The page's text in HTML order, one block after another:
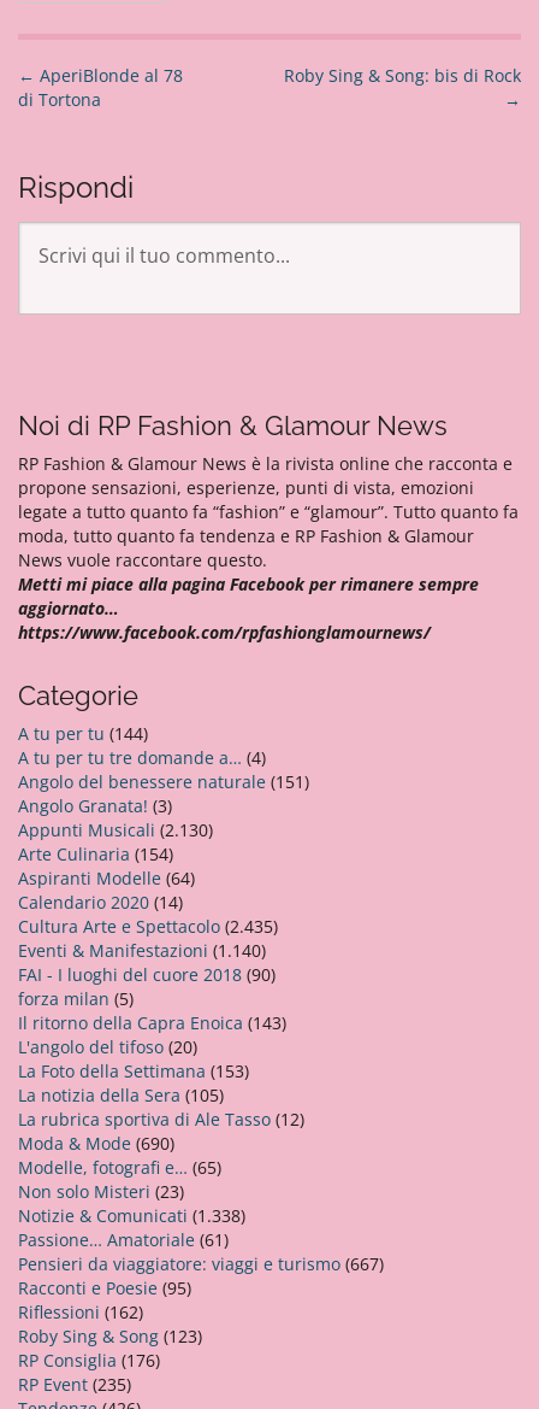
N
a
i
g
a
a
r
t
i
c
o
l
i
← AperiBlonde al 78
di Tortona
Roby Sing & Song: bis di Rock
→
Rispondi
Noi di RP Fashion & Glamour News
RP Fashion & Glamour News è la rivista online che racconta e
propone sensazioni, esperienze, punti di vista, emozioni
legate a tutto quanto fa “fashion” e “glamour”. Tutto quanto fa
moda, tutto quanto fa tendenza e RP Fashion & Glamour
News vuole raccontare questo.
Metti mi piace alla pagina Facebook per rimanere sempre
aggiornato…
https://www.facebook.com/rpfashionglamournews/
Categorie
A tu per tu (144)
A tu per tu tre domande a… (4)
Angolo del benessere naturale (151)
Angolo Granata! (3)
Appunti Musicali (2.130)
Arte Culinaria (154)
Aspiranti Modelle (64)
Calendario 2020 (14)
Cultura Arte e Spettacolo (2.435)
Eventi & Manifestazioni (1.140)
FAI - I luoghi del cuore 2018 (90)
forza milan (5)
Il ritorno della Capra Enoica (143)
L'angolo del tifoso (20)
La Foto della Settimana (153)
La notizia della Sera (105)
La rubrica sportiva di Ale Tasso (12)
Moda & Mode (690)
Modelle, fotografi e… (65)
Non solo Misteri (23)
Notizie & Comunicati (1.338)
Passione… Amatoriale (61)
Pensieri da viaggiatore: viaggi e turismo (667)
Racconti e Poesie (95)
Riflessioni (162)
Roby Sing & Song (123)
RP Consiglia (176)
RP Event (235)